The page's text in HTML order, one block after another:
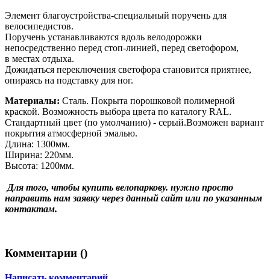
Элемент благоустройства-специальный поручень для
велосипедистов.
Поручень устанавливаются вдоль велодорожки
непосредственно перед стоп-линией, перед светофором,
в местах отдыха.
Дожидаться переключения светофора становится приятнее,
опираясь на подставку для ног.
Материалы: Сталь. Покрыта порошковой полимерной
краской. Возможность выбора цвета по каталогу RAL.
Стандартный цвет (по умолчанию) - серый.Возможен вариант
покрытия атмосферной эмалью.
Длина: 1300мм.
Ширина: 220мм.
Высота: 1200мм.
Для того, чтобы купить велопаркову. нужно просто
направить нам заявку через данный сайт или по указанным
контактам.
Комментарии ()